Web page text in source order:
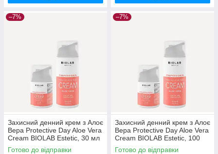
–7%
Захисний денний крем з Алоє
Вера Protective Day Aloe Vera
Cream BIOLAB Estetic, 30 мл
Готово до відправки
–7%
Захисний денний крем з Алоє
Вера Protective Day Aloe Vera
Cream BIOLAB Estetic, 100
мл
Готово до відправки